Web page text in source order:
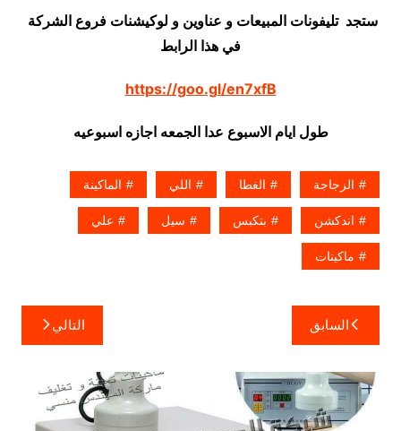
ستجد تليفونات المبيعات و عناوين و لوكيشنات فروع الشركة
في هذا الرابط
https://goo.gl/en7xfB
طول ايام الاسبوع عدا الجمعه اجازه اسبوعيه
الزجاجة الغطا اللي الماكينة
اندكشن بتكبس سيل علي
ماكينات
تصفّح
المقالات
السابق التالي